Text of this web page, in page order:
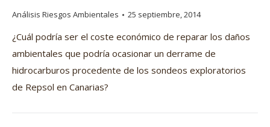
Análisis Riesgos Ambientales 25 septiembre, 2014
¿Cuál podría ser el coste económico de reparar los daños
ambientales que podría ocasionar un derrame de
hidrocarburos procedente de los sondeos exploratorios
de Repsol en Canarias?